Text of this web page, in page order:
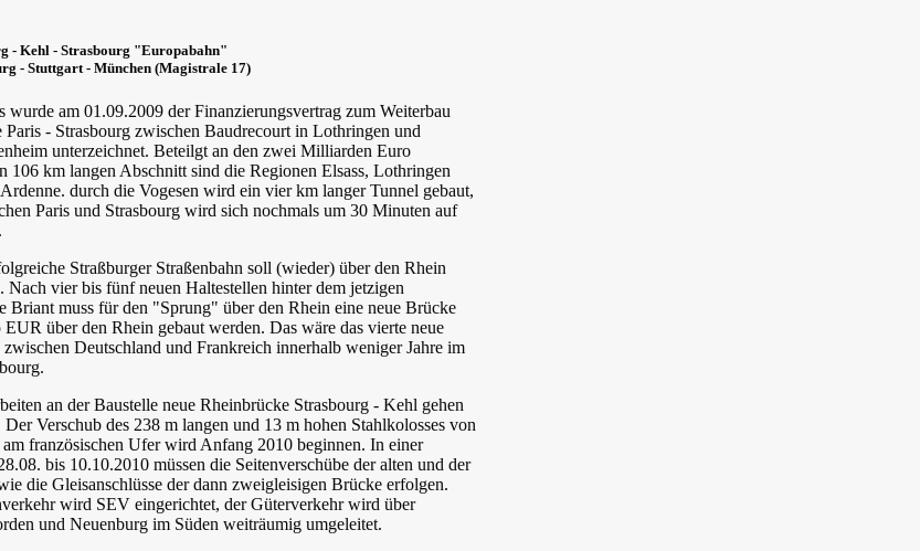
- Kehl - Strasbourg "Europabahn"
- Stuttgart - München (Magistrale 17)
wurde am 01.09.2009 der Finanzierungsvertrag zum Weiterbau
- Strasbourg zwischen Baudrecourt in Lothringen und
unterzeichnet. Beteilgt an den zwei Milliarden Euro
106 km langen Abschnitt sind die Regionen Elsass, Lothringen
durch die Vogesen wird ein vier km langer Tunnel gebaut,
Paris und Strasbourg wird sich nochmals um 30 Minuten auf
Straßburger Straßenbahn soll (wieder) über den Rhein
Nach vier bis fünf neuen Haltestellen hinter dem jetzigen
Briant muss für den "Sprung" über den Rhein eine neue Brücke
über den Rhein gebaut werden. Das wäre das vierte neue
Deutschland und Frankreich innerhalb weniger Jahre im
an der Baustelle neue Rheinbrücke Strasbourg - Kehl gehen
Verschub des 238 m langen und 13 m hohen Stahlkolosses von
am französischen Ufer wird Anfang 2010 beginnen. In einer
bis 10.10.2010 müssen die Seitenverschübe der alten und der
die Gleisanschlüsse der dann zweigleisigen Brücke erfolgen.
wird SEV eingerichtet, der Güterverkehr wird über
und Neuenburg im Süden weiträumig umgeleitet.